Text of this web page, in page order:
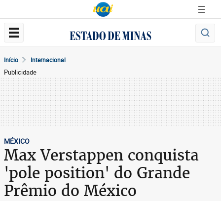
Início Internacional
Publicidade
MÉXICO
Max Verstappen conquista
'pole position' do Grande
Prêmio do México